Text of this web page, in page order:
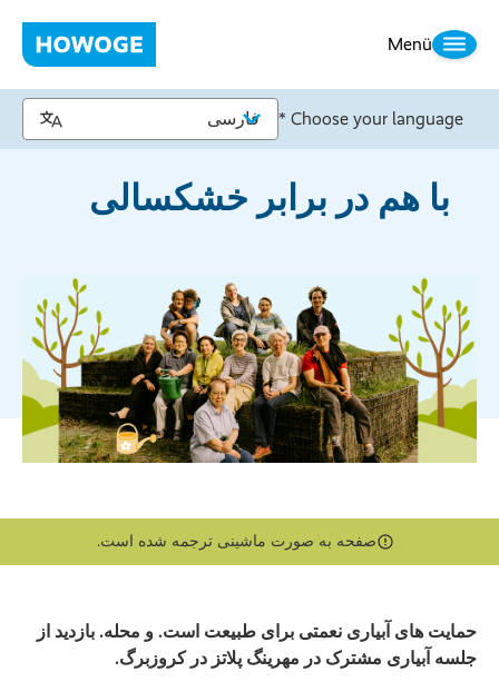
Menü
Choose your language *
با هم در برابر خشکسالی
صفحه به صورت ماشینی ترجمه شده است.
حمایت های آبیاری نعمتی برای طبیعت است. و محله. بازدید از
جلسه آبیاری مشترک در مهرینگ پلاتز در کروزبرگ.